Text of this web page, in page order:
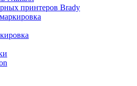
принтеров Brady